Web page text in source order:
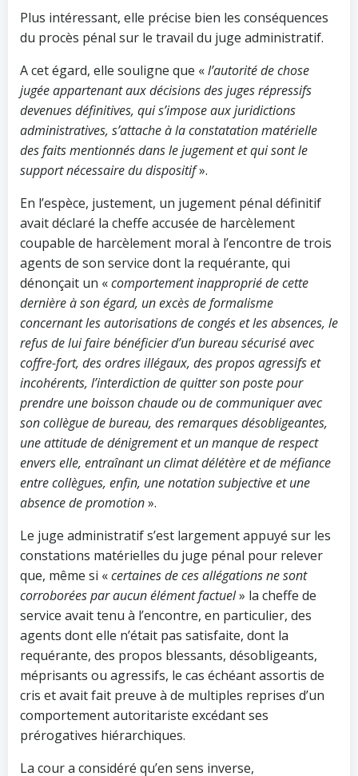
Plus intéressant, elle précise bien les conséquences
du procès pénal sur le travail du juge administratif.
A cet égard, elle souligne que «l’autorité de chose
jugée appartenant aux décisions des juges répressifs
devenues définitives, qui s’impose aux juridictions
administratives, s’attache à la constatation matérielle
des faits mentionnés dans le jugement et qui sont le
support nécessaire du dispositif».
En l’espèce, justement, un jugement pénal définitif
avait déclaré la cheffe accusée de harcèlement
coupable de harcèlement moral à l’encontre de trois
agents de son service dont la requérante, qui
dénonçait un «comportement inapproprié de cette
dernière à son égard, un excès de formalisme
concernant les autorisations de congés et les absences, le
refus de lui faire bénéficier d’un bureau sécurisé avec
coffre-fort, des ordres illégaux, des propos agressifs et
incohérents, l’interdiction de quitter son poste pour
prendre une boisson chaude ou de communiquer avec
son collègue de bureau, des remarques désobligeantes,
une attitude de dénigrement et un manque de respect
envers elle, entraînant un climat délétère et de méfiance
entre collègues, enfin, une notation subjective et une
absence de promotion».
Le juge administratif s’est largement appuyé sur les
constations matérielles du juge pénal pour relever
que, même si «certaines de ces allégations ne sont
corroborées par aucun élément factuel» la cheffe de
service avait tenu à l’encontre, en particulier, des
agents dont elle n’était pas satisfaite, dont la
requérante, des propos blessants, désobligeants,
méprisants ou agressifs, le cas échéant assortis de
cris et avait fait preuve à de multiples reprises d’un
comportement autoritariste excédant ses
prérogatives hiérarchiques.
La cour a considéré qu’en sens inverse,